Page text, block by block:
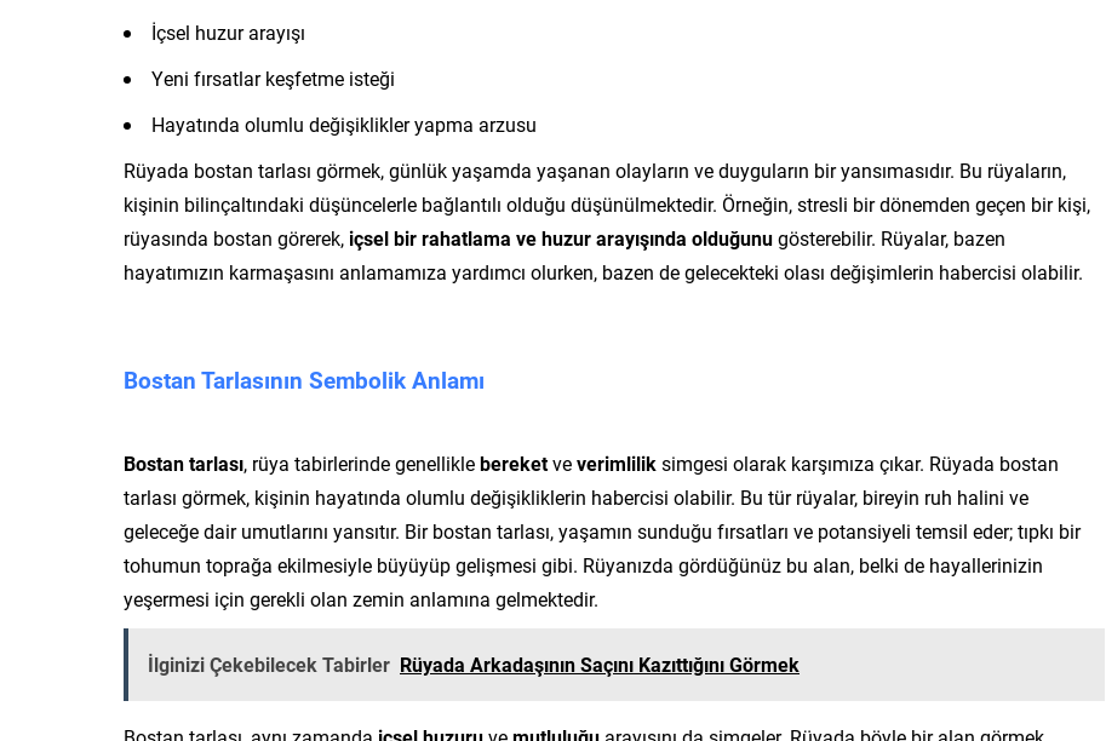
İçsel huzur arayışı
Yeni fırsatlar keşfetme isteği
Hayatında olumlu değişiklikler yapma arzusu
Rüyada bostan tarlası görmek, günlük yaşamda yaşanan olayların ve duyguların bir yansımasıdır. Bu rüyaların,
kişinin bilinçaltındaki düşüncelerle bağlantılı olduğu düşünülmektedir. Örneğin, stresli bir dönemden geçen bir kişi,
rüyasında bostan görerek, içsel bir rahatlama ve huzur arayışında olduğunugösterebilir. Rüyalar, bazen
hayatımızın karmaşasını anlamamıza yardımcı olurken, bazen de gelecekteki olası değişimlerin habercisi olabilir.
Bostan Tarlasının Sembolik Anlamı
Bostan tarlası, rüya tabirlerinde genelliklebereketveverimliliksimgesi olarak karşımıza çıkar. Rüyada bostan
tarlası görmek, kişinin hayatında olumlu değişikliklerin habercisi olabilir. Bu tür rüyalar, bireyin ruh halini ve
geleceğe dair umutlarını yansıtır. Bir bostan tarlası, yaşamın sunduğu fırsatları ve potansiyeli temsil eder; tıpkı bir
tohumun toprağa ekilmesiyle büyüyüp gelişmesi gibi. Rüyanızda gördüğünüz bu alan, belki de hayallerinizin
yeşermesi için gerekli olan zemin anlamına gelmektedir.
İlginizi Çekebilecek Tabirler Rüyada Arkadaşının Saçını Kazıttığını Görmek